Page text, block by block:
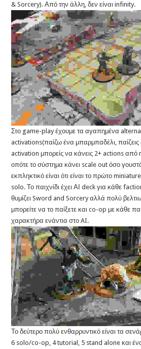
& Sorcery). Από την άλλη, δεν είναι infinity.
Στο game-play έχουμε τα αγαπημένα
activations(παίζω ένα μπαρμπαδέλι,
activation μπορείς να κάνεις 2+ actions
οπότε το σύστημα κάνει scale out όσο
εκπληκτικό είναι ότι είναι το πρώτο
solo. Το παιχνίδι έχει ΑΙ deck για κάθε
θυμίζει Sword and Sorcery αλλά πολύ
μπορείτε να το παίξετε και co-op με κάθε
χαρακτήρα ενάντια στο AI.
Το δεύτερο πολύ ενθαρρυντικό είναι τα
6 solo/co-op, 4 tutorial, 5 stand alone και